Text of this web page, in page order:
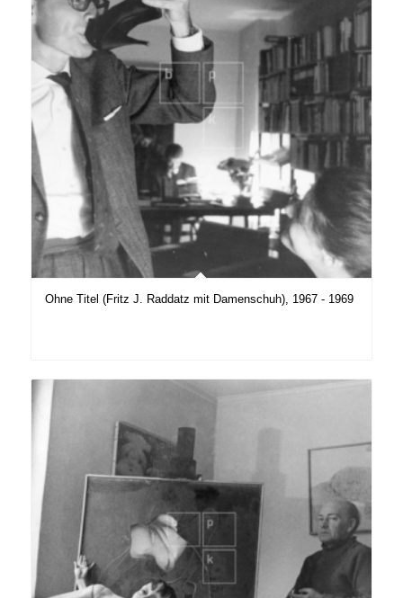
Ohne Titel (Fritz J. Raddatz mit Damenschuh), 1967 - 1969